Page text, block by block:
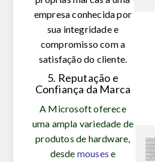
empresa conhecida por
sua integridade e
compromisso com a
satisfação do cliente.
5. Reputação e
Confiança da Marca
A Microsoft oferece
uma ampla variedade de
produtos de hardware,
desde mouses e